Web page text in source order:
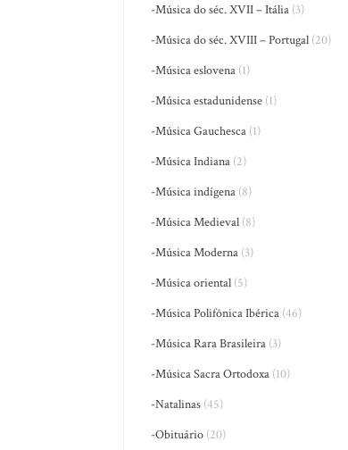
-Música do séc. XVII – Itália (3)
-Música do séc. XVIII – Portugal (20)
-Música eslovena (1)
-Música estadunidense (1)
-Música Gauchesca (1)
-Música Indiana (2)
-Música indígena (8)
-Música Medieval (8)
-Música Moderna (3)
-Música oriental (5)
-Música Polifônica Ibérica (46)
-Música Rara Brasileira (3)
-Música Sacra Ortodoxa (10)
-Natalinas (45)
-Obituário (20)